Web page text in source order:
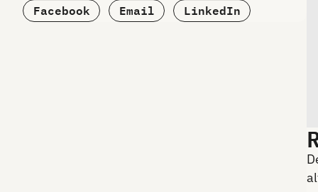
Facebook Email LinkedIn